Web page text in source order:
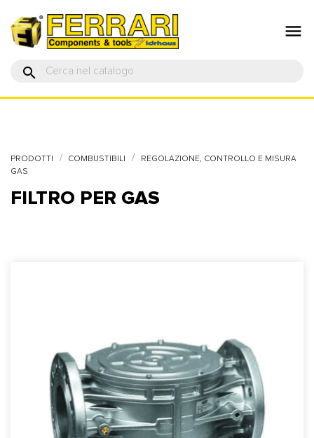

search
PRODOTTI COMBUSTIBILI
REGOLAZIONE, CONTROLLO E MISURA
GAS
FILTRO PER GAS